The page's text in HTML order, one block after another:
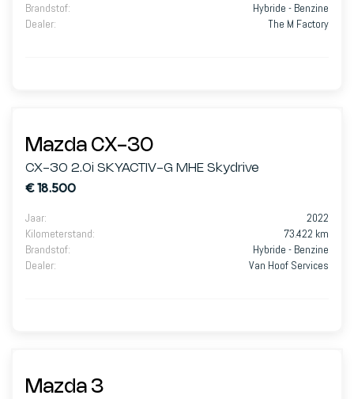
Brandstof:
Hybride - Benzine
Dealer: The M Factory
Mazda CX-30
CX-30 2.0i SKYACTIV-G MHE Skydrive
€ 18.500
Jaar:
2022
Kilometerstand:
73.422 km
Brandstof:
Hybride - Benzine
Dealer: Van Hoof Services
Mazda 3